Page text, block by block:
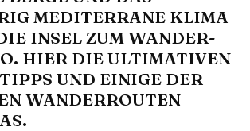
MEDITERRANE KLIMA
INSEL ZUM WANDER-
HIER DIE ULTIMATIVEN
UND EINIGE DER
WANDERROUTEN